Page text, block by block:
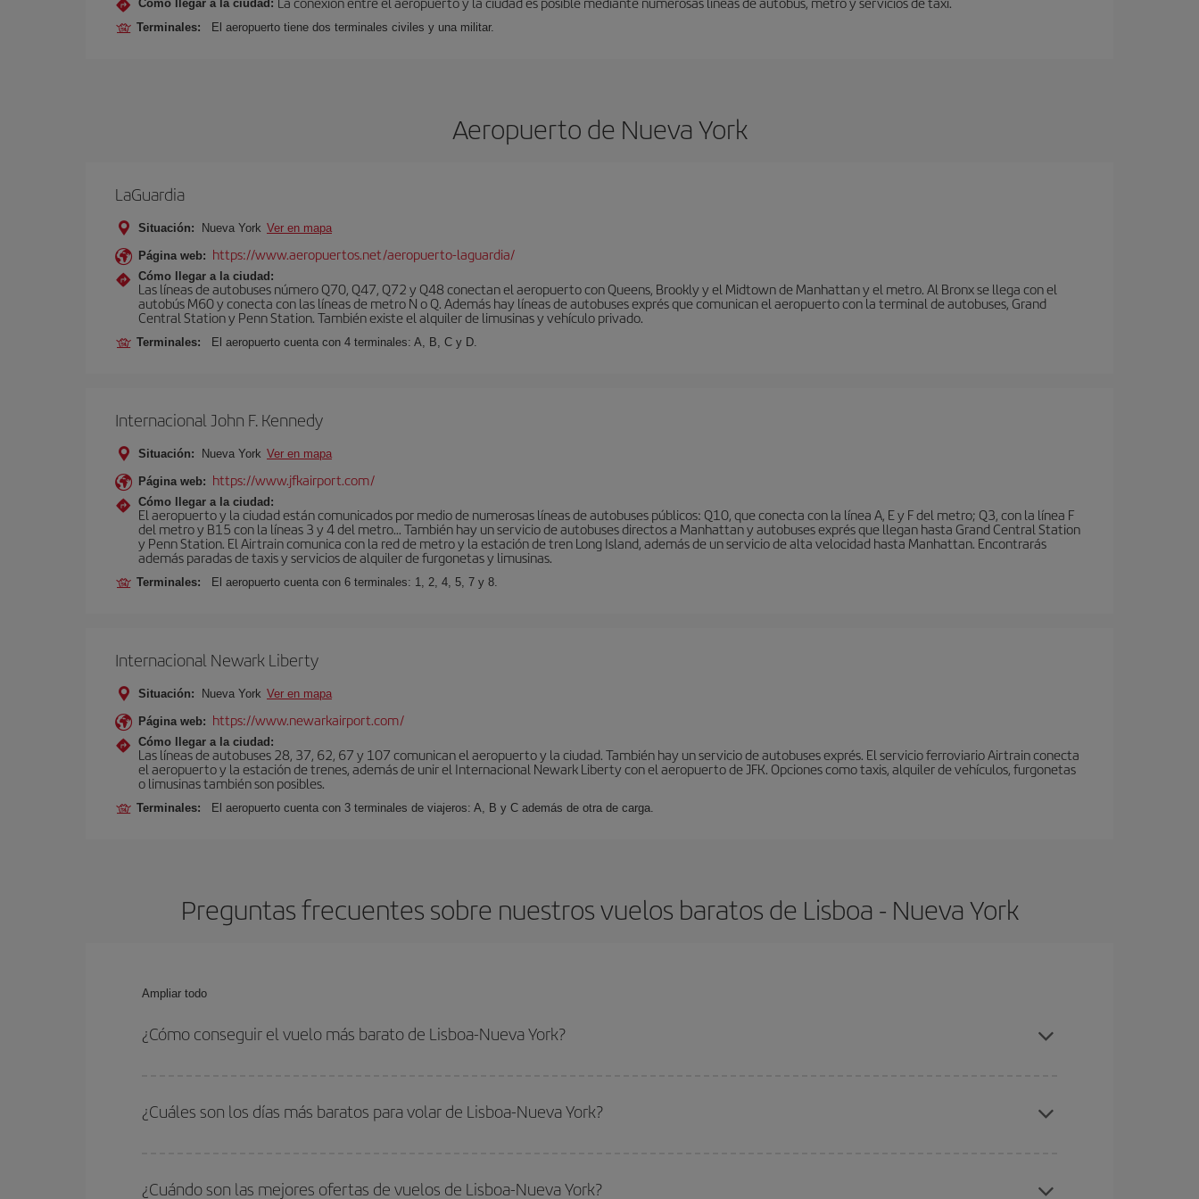
Cómo llegar a la ciudad:
Terminales: El aeropuerto tiene dos terminales civiles y una militar.
Aeropuerto de Nueva York
LaGuardia
Situación: Nueva York Ver en mapa
Página web: https://www.aeropuertos.net/aeropuerto-laguardia/
Cómo llegar a la ciudad:
Las líneas de autobuses número Q70, Q47, Q72 y Q48 conectan el aeropuerto con Queens, Brookly y el Midtown de Manhattan y el metro. Al Bronx se llega con el
autobús M60 y conecta con las líneas de metro N o Q. Además hay líneas de autobuses exprés que comunican el aeropuerto con la terminal de autobuses, Grand
Central Station y Penn Station. También existe el alquiler de limusinas y vehículo privado.
Terminales: El aeropuerto cuenta con 4 terminales: A, B, C y D.
Internacional John F. Kennedy
Situación: Nueva York Ver en mapa
Página web: https://www.jfkairport.com/
Cómo llegar a la ciudad:
El aeropuerto y la ciudad están comunicados por medio de numerosas líneas de autobuses públicos: Q10, que conecta con la línea A, E y F del metro; Q3, con la línea F
del metro y B15 con la líneas 3 y 4 del metro… También hay un servicio de autobuses directos a Manhattan y autobuses exprés que llegan hasta Grand Central Station
y Penn Station. El Airtrain comunica con la red de metro y la estación de tren Long Island, además de un servicio de alta velocidad hasta Manhattan. Encontrarás
además paradas de taxis y servicios de alquiler de furgonetas y limusinas.
Terminales: El aeropuerto cuenta con 6 terminales: 1, 2, 4, 5, 7 y 8.
Internacional Newark Liberty
Situación: Nueva York Ver en mapa
Página web: https://www.newarkairport.com/
Cómo llegar a la ciudad:
Las líneas de autobuses 28, 37, 62, 67 y 107 comunican el aeropuerto y la ciudad. También hay un servicio de autobuses exprés. El servicio ferroviario Airtrain conecta
el aeropuerto y la estación de trenes, además de unir el Internacional Newark Liberty con el aeropuerto de JFK. Opciones como taxis, alquiler de vehículos, furgonetas
o limusinas también son posibles.
Terminales: El aeropuerto cuenta con 3 terminales de viajeros: A, B y C además de otra de carga.
Preguntas frecuentes sobre nuestros vuelos baratos de Lisboa - Nueva York
Ampliar todo
¿Cómo conseguir el vuelo más barato de Lisboa-Nueva York?
las fechas y horarios de ida y vuelta.
¿Cuáles son los días más baratos para volar de Lisboa-Nueva York?
quieres ir y en qué fechas habías pensado viajar. Te mostraremos los vuelos más baratos, no solo
¿Cuándo son las mejores ofertas de vuelos de Lisboa-Nueva York?